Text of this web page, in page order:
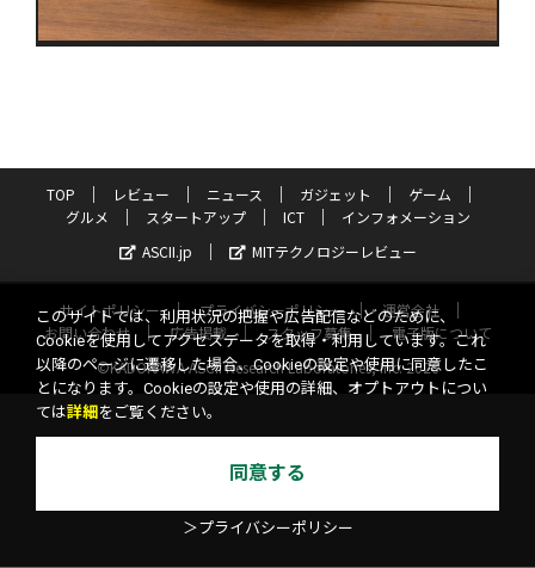
TOP レビュー ニュース ガジェット
ゲーム
グルメ
スタートアップ ICT
インフォメーション
ASCII.jp
MITテクノロジーレビュー
サイトポリシー プライバシーポリシー
運営会社
お問い合わせ
広告掲載 スタッフ募集
電子版について
©KADOKAWA ASCII Research Laboratories, Inc. 2026
このサイトでは、利用状況の把握や広告配信などのために、
Cookieを使用してアクセスデータを取得・利用しています。これ
以降のページに遷移した場合、Cookieの設定や使用に同意したこ
とになります。Cookieの設定や使用の詳細、オプトアウトについ
ては詳細 をご覧ください。
同意する
＞プライバシーポリシー